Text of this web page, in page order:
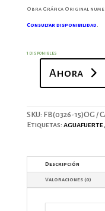
Obra Gráfica Original
Consultar disponibilidad
1 disponibles
TOKYO
Abrazo-
Fernando
Bellver
Ahora
SKU: FB(0326-15)OG
Etiquetas: aguafuerte,
Descripción
Valoraciones (0)